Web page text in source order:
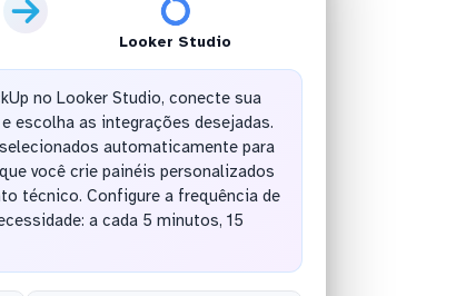
Looker Studio
no Looker Studio, conecte sua
escolha as integrações desejadas.
automaticamente para
você crie painéis personalizados
técnico. Configure a frequência de
a cada 5 minutos, 15